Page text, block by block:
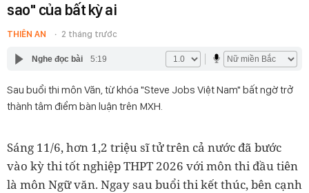
sao" của bất kỳ ai
THIÊN AN 2 tháng trước
Nghe đọc bài 5:19
Sau buổi thi môn Văn, từ khóa "Steve Jobs Việt Nam" bất ngờ trở
thành tâm điểm bàn luận trên MXH.
Sáng 11/6, hơn 1,2 triệu sĩ tử trên cả nước đã bước
vào kỳ thi tốt nghiệp THPT 2026 với môn thi đầu tiên
là môn Ngữ văn. Ngay sau buổi thi kết thúc, bên cạnh